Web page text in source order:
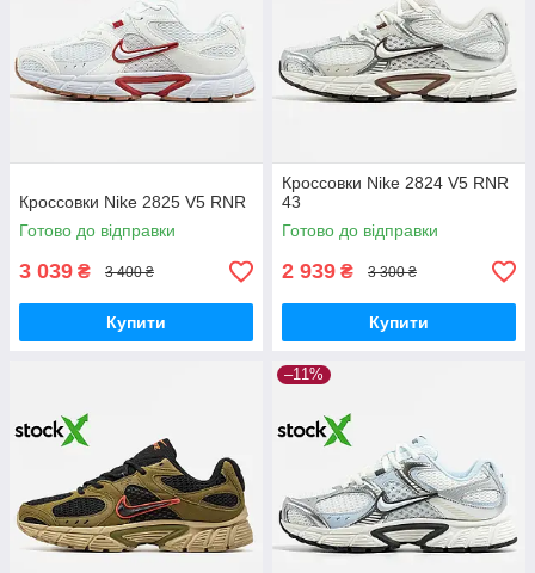
Кроссовки Nike 2825 V5 RNR
Готово до відправки
3 039 ₴ 3 400 ₴
Купити
Кроссовки Nike 2824 V5 RNR
43
Готово до відправки
2 939 ₴ 3 300 ₴
Купити
–11%